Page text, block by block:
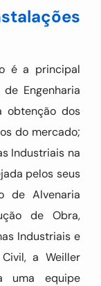
é a principal
Engenharia
obtenção dos
do mercado;
Industriais na
pelos seus
de Alvenaria
de Obra,
Industriais e
a Weiller
uma equipe